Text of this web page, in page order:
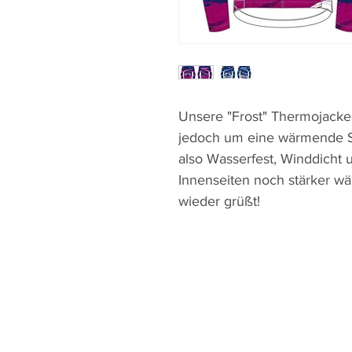
Unsere "Frost"
jedoch um eine wärmende
also Wasserfest, Winddicht
Innenseiten noch stärker
wieder grüßt!